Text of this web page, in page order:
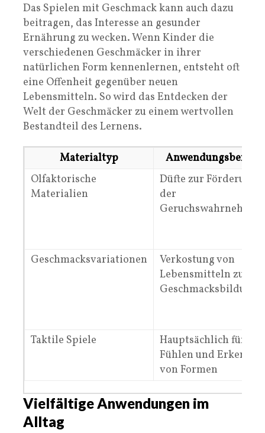
Das Spielen mit Geschmack kann auch dazu
beitragen, das Interesse an gesunder
Ernährung zu wecken. Wenn Kinder die
verschiedenen Geschmäcker in ihrer
natürlichen Form kennenlernen, entsteht oft
eine Offenheit gegenüber neuen
Lebensmitteln. So wird das Entdecken der
Welt der Geschmäcker zu einem wertvollen
Bestandteil des Lernens.
Materialtyp
Anwendungsbereich
Olfaktorische
Materialien
Düfte zur Förderung
der
Geschmacksvariationen
Verkostung von
Lebensmitteln zur
Geschmacksbildung
Taktile Spiele
Hauptsächlich für das
Fühlen und Erkennen
von Formen
Vielfältige Anwendungen im
Alltag